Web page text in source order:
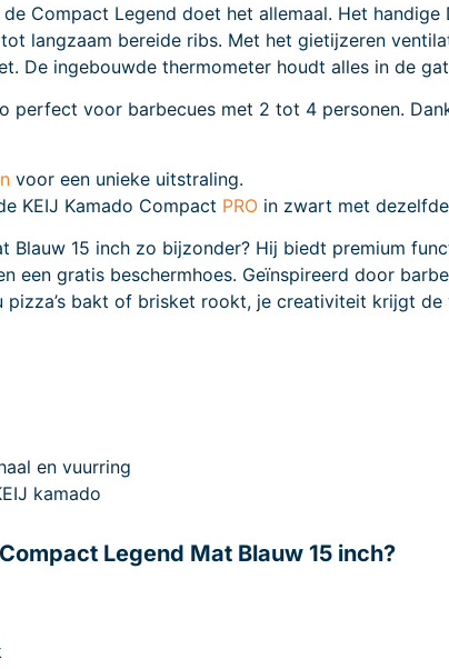
Compact Legend doet het allemaal. Het
langzaam bereide ribs. Met het gietijzeren
De ingebouwde thermometer houdt alles in de
perfect voor barbecues met 2 tot 4 personen.
voor een unieke uitstraling.
KEIJ Kamado Compact PRO in zwart met
Blauw 15 inch zo bijzonder? Hij biedt premium
een gratis beschermhoes. Geïnspireerd door
bakt of brisket rookt, je creativiteit krijgt
en vuurring
kamado
Legend Mat Blauw 15 inch?